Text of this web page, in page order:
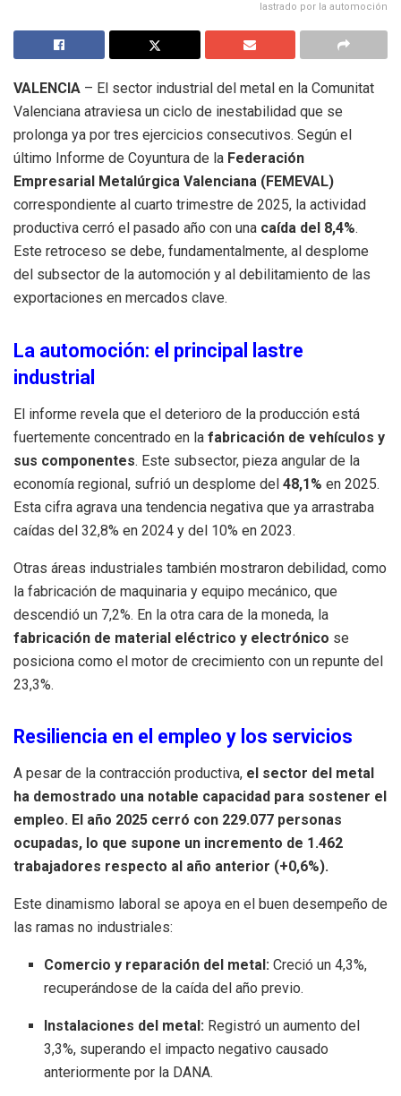
lastrado por la automoción
VALENCIA – El sector industrial del metal en la Comunitat
Valenciana atraviesa un ciclo de inestabilidad que se
prolonga ya por tres ejercicios consecutivos. Según el
último Informe de Coyuntura de la Federación
Empresarial Metalúrgica Valenciana (FEMEVAL)
correspondiente al cuarto trimestre de 2025, la actividad
productiva cerró el pasado año con una caída del 8,4%.
Este retroceso se debe, fundamentalmente, al desplome
del subsector de la automoción y al debilitamiento de las
exportaciones en mercados clave.
La automoción: el principal lastre
industrial
El informe revela que el deterioro de la producción está
fuertemente concentrado en la fabricación de vehículos y
sus componentes. Este subsector, pieza angular de la
economía regional, sufrió un desplome del 48,1% en 2025.
Esta cifra agrava una tendencia negativa que ya arrastraba
caídas del 32,8% en 2024 y del 10% en 2023.
Otras áreas industriales también mostraron debilidad, como
la fabricación de maquinaria y equipo mecánico, que
descendió un 7,2%. En la otra cara de la moneda, la
fabricación de material eléctrico y electrónico se
posiciona como el motor de crecimiento con un repunte del
23,3%.
Resiliencia en el empleo y los servicios
A pesar de la contracción productiva, el sector del metal
ha demostrado una notable capacidad para sostener el
empleo. El año 2025 cerró con 229.077 personas
ocupadas, lo que supone un incremento de 1.462
trabajadores respecto al año anterior (+0,6%).
Este dinamismo laboral se apoya en el buen desempeño de
las ramas no industriales:
Comercio y reparación del metal: Creció un 4,3%,
recuperándose de la caída del año previo.
Instalaciones del metal: Registró un aumento del
3,3%, superando el impacto negativo causado
anteriormente por la DANA.